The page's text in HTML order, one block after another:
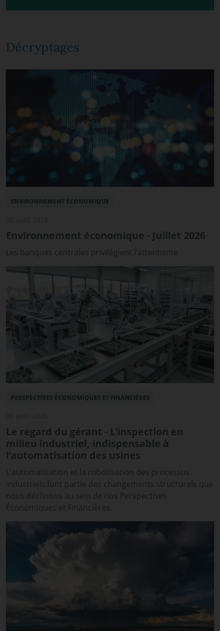
Décryptages
ENVIRONNEMENT ÉCONOMIQUE
Environnement économique - Juillet 2026
Les banques centrales privilégient l’attentisme
PERSPECTIVES ÉCONOMIQUES ET FINANCIÈRES
Le regard du gérant - L’inspection en
milieu industriel, indispensable à
l’automatisation des usines
L’automatisation et la robotisation des processus
industriels font partie des changements structurels que
nous déclinons au sein de nos Perspectives
Économiques et Financières.